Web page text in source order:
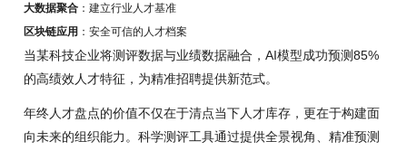
大数据聚合 ：建立行业人才基准
区块链应用 ：安全可信的人才档案
当某科技企业将测评数据与业绩数据融合，AI模型成功预测85%
的高绩效人才特征，为精准招聘提供新范式。
年终人才盘点的价值不仅在于清点当下人才库存，更在于构建面
向未来的组织能力。科学测评工具通过提供全景视角、精准预测